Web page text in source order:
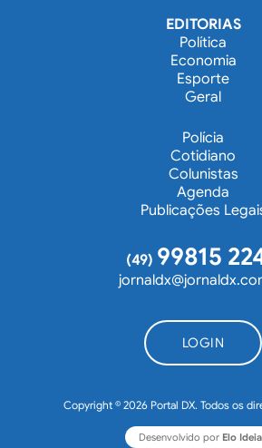
EDITORIAS
Política
Economia
Esporte
Geral
Polícia
Cotidiano
Colunistas
Agenda
Publicações
(49) 99815
LOGIN
Copyright © 2026 Portal DX. Todos os
Desenvolvido por Elo